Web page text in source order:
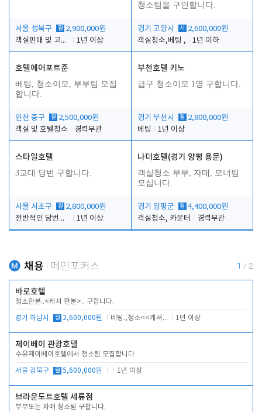
서울 성북구 월 2,900,000원
객실판매 및 고객응대
1년 이상
청소팀을 구인합니다.
경기 고양시 시
2,600,000원
객실청소,베팅 ,
1년 이하
호텔에어포트준
베팅, 청소이모, 부부팀 모집
합니다.
인천 중구 월 2,500,000원
객실 및 호텔청소
경력무관
부천호텔 키노
급구 청소이모 1명 구합니다.
경기 부천시 월 2,800,000원
베팅
1년 이상
스타일호텔
3교대 당번 구합니다.
서울 서초구 월 2,800,000원
전반적인 당번업무
1년 이상
나더호텔(경기 양평 용문)
객실청소 부부, 자매, 모녀팀
모십니다.
경기 양평군 월 4,400,000원
객실청소, 카운터
경력무관
채용 메인포커스 1 / 2
바로호텔
청소한분..<캐셔 한분>.. 구합니다.
경기 하남시 월 2,600,000원 베팅.,청소<<캐셔 모셔봅니다. 1년 이상
제이베이 관광호텔
수유제이베이호텔에서 청소팀 모집합니다
서울 강북구 월 5,600,000원 1년 이상
브라운도트호텔 세류점
부부또는 자매 청소팀 구합니다.